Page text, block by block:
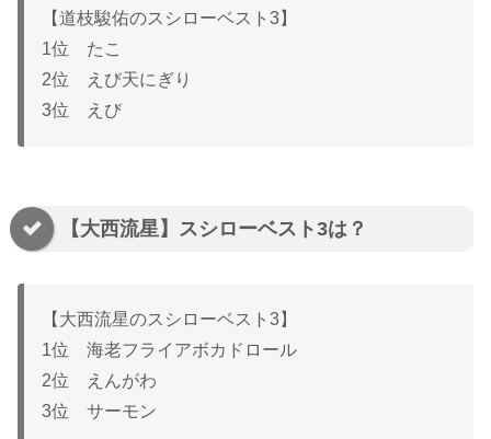
【道枝駿佑のスシローベスト3】
1位 たこ
2位 えび天にぎり
3位 えび
【大西流星】スシローベスト3は？
【大西流星のスシローベスト3】
1位 海老フライアボカドロール
2位 えんがわ
3位 サーモン